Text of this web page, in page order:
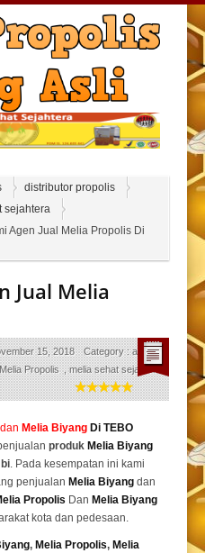
distributor propolis
sejahtera
Agen Jual Melia Propolis Di
Jual Melia
15, 2018 Category :agen
Melia Propolis ,melia sehat sejahtera
dan Melia Biyang Di TEBO
produk Melia Biyang
. Pada kesempatan ini kami
penjualan Melia Biyang dan
Propolis Dan Melia Biyang
kota dan pedesaan.
, Melia Propolis, Melia